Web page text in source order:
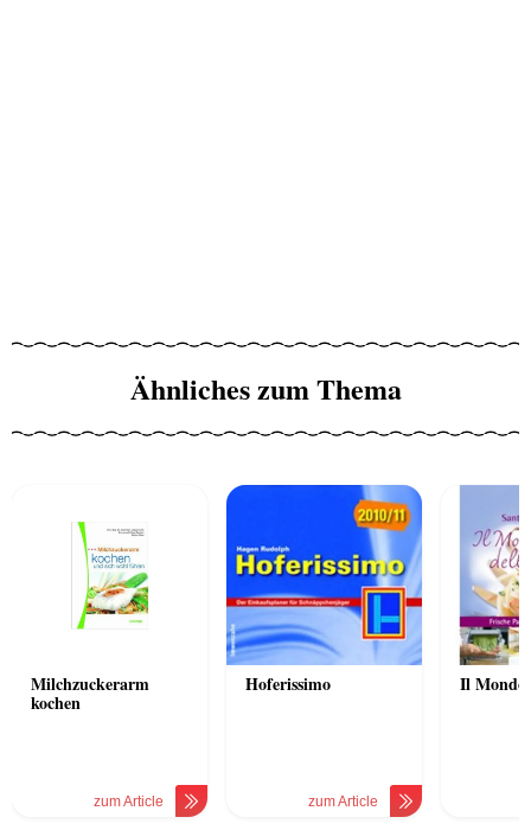
Ähnliches zum Thema
Milchzuckerarm
kochen
zum Article
Hoferissimo
zum Article
Il Mondo